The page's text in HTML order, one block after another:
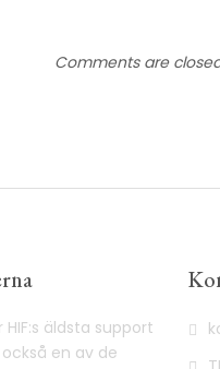
Comments are
HIF:s äldsta support
en av de